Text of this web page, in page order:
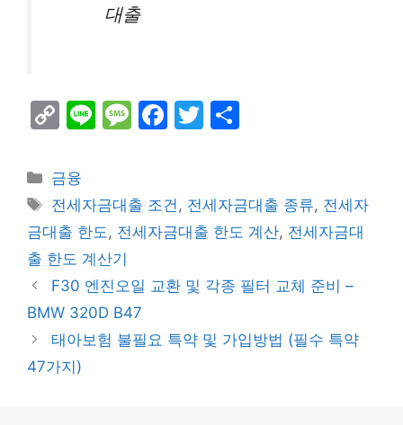
대출
C
p
y
Li
n
k
Li M
s
a
e
F
e
b
o
T
er e
Categories
금융
Tags
전세자금대출 조건, 전세자금대출 종류, 전세자
금대출 한도, 전세자금대출 한도 계산, 전세자금대
출 한도 계산기
F30 엔진오일 교환 및 각종 필터 교체 준비 –
BMW 320D B47
태아보험 불필요 특약 및 가입방법 (필수 특약
47가지)